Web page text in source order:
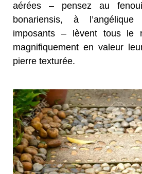
aérées – pensez au
bonariensis, à
imposants – lèvent tous le
magnifiquement en valeur
pierre texturée.